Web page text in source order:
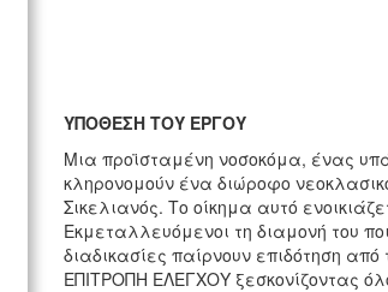
ΥΠΟΘΕΣΗ ΤΟΥ ΕΡΓΟΥ
Μια προϊσταμένη νοσοκόμα, ένας
κληρονομούν ένα διώροφο
Σικελιανός. Το οίκημα αυτό
Εκμεταλλευόμενοι τη διαμονή του
διαδικασίες παίρνουν επιδότηση
ΕΠΙΤΡΟΠΗ ΕΛΕΓΧΟΥ ξεσκονίζοντας